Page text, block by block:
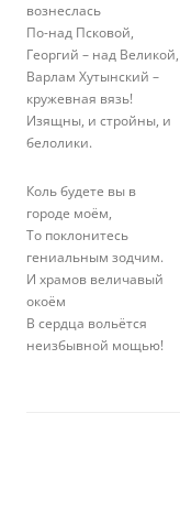
вознеслась
По-над Псковой,
Георгий – над Великой,
Варлам Хутынский –
кружевная вязь!
Изящны, и стройны, и
белолики.
Коль будете вы в
городе моём,
То поклонитесь
гениальным зодчим.
И храмов величавый
окоём
В сердца вольётся
неизбывной мощью!